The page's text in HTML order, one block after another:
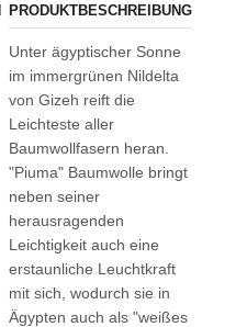
PRODUKTBESCHREIBUNG
Unter ägyptischer Sonne
im immergrünen Nildelta
von Gizeh reift die
Leichteste aller
Baumwollfasern heran.
"Piuma" Baumwolle bringt
neben seiner
herausragenden
Leichtigkeit auch eine
erstaunliche Leuchtkraft
mit sich, wodurch sie in
Ägypten auch als "weißes